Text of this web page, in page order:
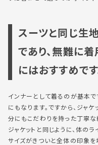
スーツと同じ生
であり、無難に
にはおすすめです
インナーとして着るのが基本で
にもなります。ですから、ジャ
分にもこだわりを持った丁寧な
ジャケットと同じように、体の
サイズがきついと全体の印象を